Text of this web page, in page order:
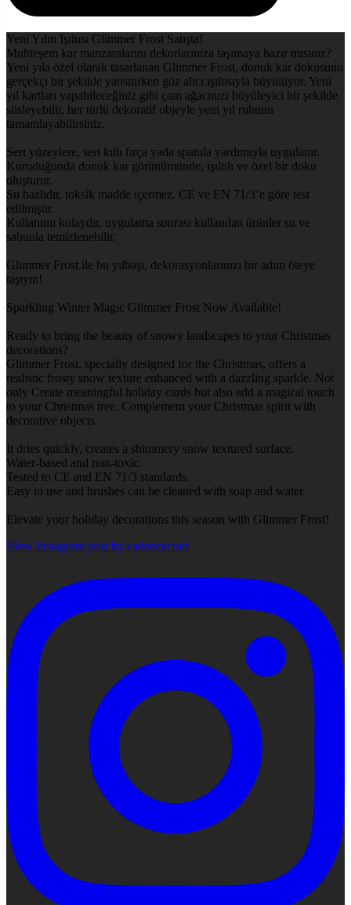
Yeni Yılın Işıltısı Glimmer Frost Satışta!
Muhteşem kar manzaralarını dekorlarınıza taşımaya hazır mısınız?
Yeni yıla özel olarak tasarlanan Glimmer Frost, donuk kar dokusunu
gerçekçi bir şekilde yansıtırken göz alıcı ışıltısıyla büyülüyor. Yeni
yıl kartları yapabileceğiniz gibi çam ağacınızı büyüleyici bir şekilde
süsleyebilir, her türlü dekoratif objeyle yeni yıl ruhunu
tamamlayabilirsiniz.
Sert yüzeylere, sert kıllı fırça yada spatula yardımıyla uygulanır.
Kuruduğunda donuk kar görünümünde, ışıltılı ve özel bir doku
oluşturur.
Su bazlıdır, toksik madde içermez. CE ve EN 71/3’e göre test
edilmiştir.
Kullanımı kolaydır, uygulama sonrası kullanılan ürünler su ve
sabunla temizlenebilir.
Glimmer Frost ile bu yılbaşı, dekorasyonlarınızı bir adım öteye
taşıyın!
Sparkling Winter Magic Glimmer Frost Now Available!
Ready to bring the beauty of snowy landscapes to your Christmas
decorations?
Glimmer Frost, specially designed for the Christmas, offers a
realistic frosty snow texture enhanced with a dazzling sparkle. Not
only Create meaningful holiday cards but also add a magical touch
to your Christmas tree. Complement your Christmas spirit with
decorative objects.
It dries quickly, creates a shimmery snow textured surface.
Water-based and non-toxic.
Tested to CE and EN 71/3 standards.
Easy to use and brushes can be cleaned with soap and water.
Elevate your holiday decorations this season with Glimmer Frost!
View Instagram post by cadencecraft